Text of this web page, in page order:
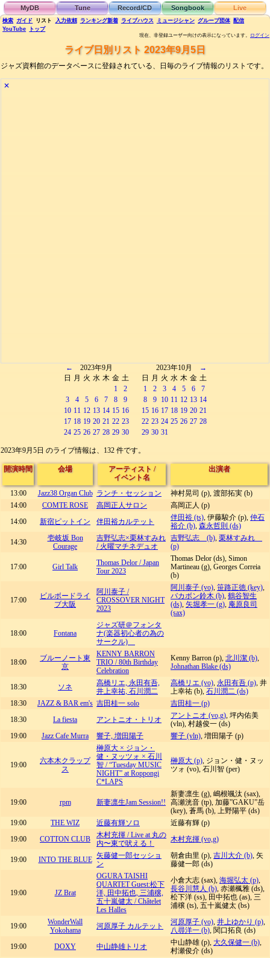
MyDB Tune Record/CD Songbook Live
検索 ガイド リスト 入力依頼 ランキング新着 ライブハウス ミュージシャン グループ団体 配信
YouTube
トップ
現在、非登録ユーザー向けの表示になっています。 ログイン
ライブ日別リスト 2023年9月5日
ジャズ資料館のデータベースに登録されている、日毎のライブ情報のリストです。
✕
←
2023年9月
日
月 火 水 木 金 土
1
2
3
4 5 6 7 8
9
10 11 12 13 14 15 16
17 18 19 20 21 22 23
24 25 26 27 28 29 30
2023年10月
→
日
月 火 水 木 金 土
1
2 3 4 5 6
7
8
9 10 11 12 13 14
15 16 17 18 19 20 21
22 23 24 25 26 27 28
29 30 31
2023年9月5日 のライブ情報は、132 件です。
開演時間 会場 アーティスト /
イベント名
出演者
13:00 Jazz38 Organ Club ランチ・セッション
神村晃司 (p), 渡部拓実 (b)
14:00
COMTE ROSE 高岡正人サロン
高岡正人 (p)
14:00
新宿ピットイン 伴田裕カルテット 伴田裕 (ts), 伊藤駿介 (p), 仲石
裕介 (b), 森永哲則 (ds)
14:30
壱岐坂 Bon
Courage
吉野弘志×栗林すみれ
/ 火曜マチネデュオ
吉野弘志 (b), 栗林すみれ
(p)
17:00 Girl Talk
Thomas Delor / Japan
Tour 2023
Thomas Delor (ds), Simon
Martineau (g), Georges Correia
(b)
17:00
ビルボードライ
ブ大阪
阿川泰子 /
CROSSOVER NIGHT
2023
阿川泰子 (vo), 笹路正徳 (key),
バカボン鈴木 (b), 鶴谷智生
(ds), 矢堀孝一 (g), 庵原良司
(sax)
18:00 Fontana
ジャズ研＠フォンタ
ナ(楽器初心者の為の
サークル)
18:00
ブルーノート東
京
KENNY BARRON
TRIO / 80th Birthday
Celebration
Kenny Barron (p), 北川潔 (b),
Johnathan Blake (ds)
18:30 ソネ
高橋リエ, 永田有吾,
井上幸祐, 石川潤二
高橋リエ (vo), 永田有吾 (p), 井
上幸祐 (b), 石川潤二 (ds)
18:30
JAZZ & BAR em's 吉田桂一 solo
吉田桂一 (p)
18:30
La fiesta アントニオ・トリオ アントニオ (vo,g), 坪内佑美
(vln), 村越俊一 (ds)
19:00
Jazz Cafe Murra 響子, 増田陽子 響子 (vln), 増田陽子 (p)
19:00
六本木クラップ
ス
榊原大 × ジョン・
健・ヌッツォ × 石川
智 / “Tuesday MUSIC
NIGHT” at Roppongi
C*LAPS
榊原大 (p), ジョン・健・ヌッ
ツォ (vo), 石川智 (per)
19:00 rpm 新妻凛生Jam Session!!
新妻凛生 (g), 嶋根颯汰 (sax),
高瀬洸音 (tp), 加藤”GAKU”岳
(key), 蒼馬 (b), 上野陽平 (ds)
19:00
THE WIZ 近藤有輝ソロ
近藤有輝 (p)
19:00
COTTON CLUB
木村充揮 / Live at 丸の
内〜東で吠える！
木村充揮 (vo,g)
19:00 INTO THE BLUE 矢藤健一郎セッショ
ン
朝倉由里 (p), 吉川大介 (b), 矢
藤健一郎 (ds)
19:00 JZ Brat
OGURA TAISHI
QUARTET Guest:松下
洋, 田中拓也, 三浦穣,
五十嵐健太 / Châtelet
Les Halles
小倉大志 (sax), 海堀弘太 (p),
長谷川慧人 (b), 赤瀬楓雅 (ds),
松下洋 (ss), 田中拓也 (as), 三
浦穣 (ts), 五十嵐健太 (bs)
19:00
WonderWall
Yokohama
河原厚子 カルテット 河原厚子 (vo), 井上ゆかり (p),
八尋洋一 (b), 関口拓良 (ds)
19:00
DOXY 中山静雄トリオ 中山静雄 (p), 大久保健一 (b),
村瀬俊介 (ds)